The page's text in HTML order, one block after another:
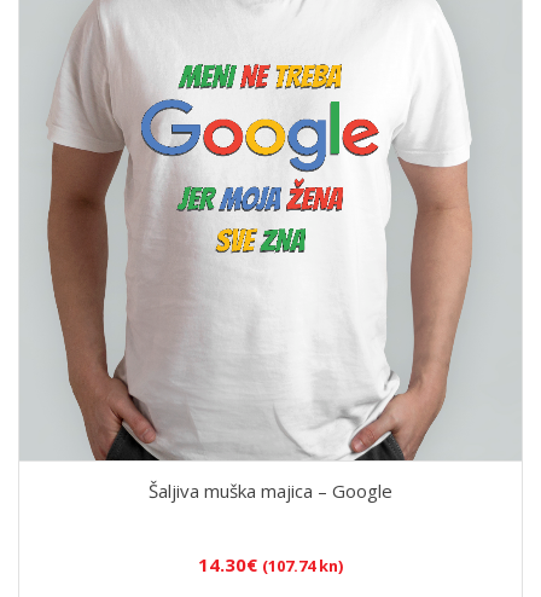
Šaljiva muška majica – Google
14.30€ (107.74 kn)